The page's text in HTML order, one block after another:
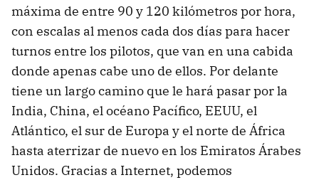
máxima de entre 90 y 120 kilómetros por hora,
con escalas al menos cada dos días para hacer
turnos entre los pilotos, que van en una cabida
donde apenas cabe uno de ellos. Por delante
tiene un largo camino que le hará pasar por la
India, China, el océano Pacífico, EEUU, el
Atlántico, el sur de Europa y el norte de África
hasta aterrizar de nuevo en los Emiratos Árabes
Unidos. Gracias a Internet, podemos